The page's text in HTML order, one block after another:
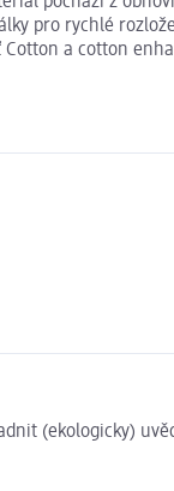
pro rychlé
a cotton
(ekologicky)